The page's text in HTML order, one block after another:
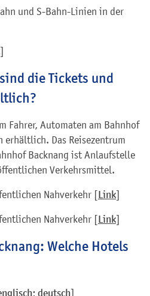
und S-Bahn-Linien in der
]
die Tickets und
Fahrer, Automaten am Bahnhof
erhältlich. Das Reisezentrum
Backnang ist Anlaufstelle
Verkehrsmittel.
Nahverkehr [Link]
Nahverkehr [Link]
Welche Hotels
; deutsch]